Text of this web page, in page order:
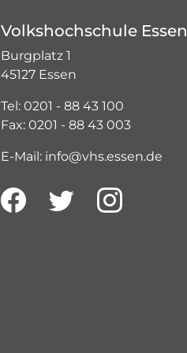
Volkshochschule Essen
Burgplatz 1
45127 Essen
Tel: 0201 - 88 43 100
Fax: 0201 - 88 43 003
E-Mail: info@vhs.essen.de